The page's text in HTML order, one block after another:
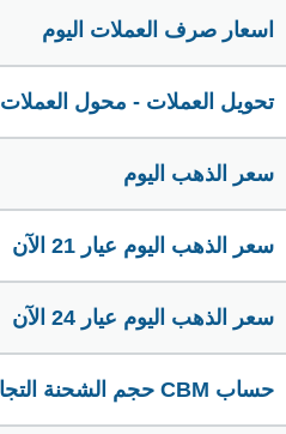
اسعار صرف العملات اليوم
تحويل العملات - محول العملات
سعر الذهب اليوم
سعر الذهب اليوم عيار 21 الآن
سعر الذهب اليوم عيار 24 الآن
حساب CBM حجم الشحنة التجارية